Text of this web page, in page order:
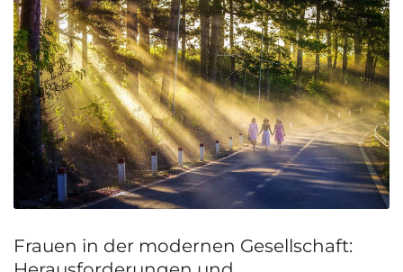
Frauen in der modernen Gesellschaft: